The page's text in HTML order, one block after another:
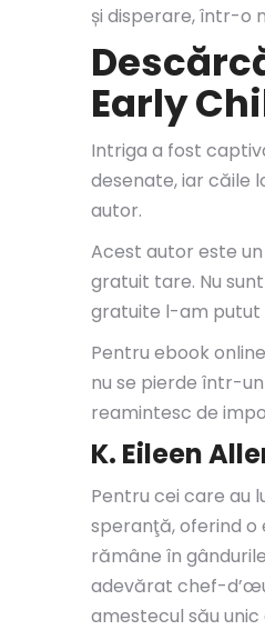
și disperare, într-o
Early
Intriga a fost
desenate, iar căile
autor.
Acest autor este
gratuit tare. Nu
gratuite l-am putut
Pentru ebook
nu se pierde într-
reamintesc de
K. Eileen
Pentru cei care au
speranţă, oferind
rămâne în
adevărat chef-
amestecul său